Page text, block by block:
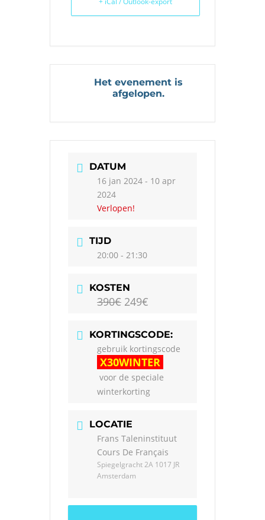
Het evenement is
afgelopen.
DATUM
16 jan 2024 - 10 apr
2024
Verlopen!
TIJD
20:00 - 21:30
KOSTEN
390€ 249€
KORTINGSCODE:
gebruik kortingscode
X30WINTER
voor de speciale
winterkorting
LOCATIE
Frans Taleninstituut
Cours De Français
Spiegelgracht 2A 1017 JR
Amsterdam